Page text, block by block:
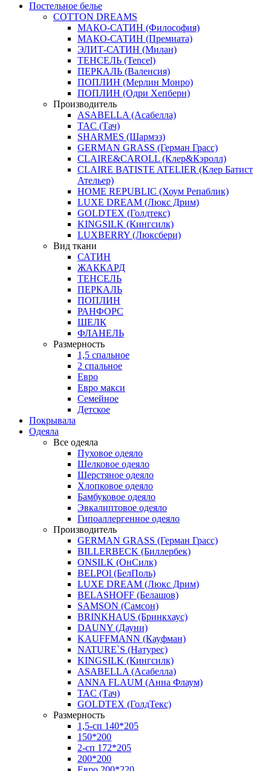
Постельное белье
COTTON DREAMS
МАКО-САТИН (Философия)
МАКО-САТИН (Премиата)
ЭЛИТ-САТИН (Милан)
ТЕНСЕЛЬ (Tencel)
ПЕРКАЛЬ (Валенсия)
ПОПЛИН (Мерлин Монро)
ПОПЛИН (Одри Хепберн)
Производитель
ASABELLA (Асабелла)
TAC (Тач)
SHARMES (Шармэз)
GERMAN GRASS (Герман Грасс)
CLAIRE&CAROLL (Клер&Кэролл)
CLAIRE BATISTE ATELIER (Клер Батист
Ательер)
HOME REPUBLIC (Хоум Репаблик)
LUXE DREAM (Люкс Дрим)
GOLDTEX (Голдтекс)
KINGSILK (Кингсилк)
LUXBERRY (Люксбери)
Вид ткани
САТИН
ЖАККАРД
ТЕНСЕЛЬ
ПЕРКАЛЬ
ПОПЛИН
РАНФОРС
ШЕЛК
ФЛАНЕЛЬ
Размерность
1,5 спальное
2 спальное
Евро
Евро макси
Семейное
Детское
Покрывала
Одеяла
Все одеяла
Пуховое одеяло
Шелковое одеяло
Шерстяное одеяло
Хлопковое одеяло
Бамбуковое одеяло
Эвкалиптовое одеяло
Гипоаллергенное одеяло
Производитель
GERMAN GRASS (Герман Грасс)
BILLERBECK (Биллербек)
ONSILK (ОнСилк)
BELPOl (БелПоль)
LUXE DREAM (Люкс Дрим)
BELASHOFF (Белашов)
SAMSON (Самсон)
BRINKHAUS (Бринкхаус)
DAUNY (Дауни)
KAUFFMANN (Кауфман)
NATURE`S (Натурес)
KINGSILK (Кингсилк)
ASABELLA (Асабелла)
ANNA FLAUM (Анна Флаум)
TAC (Тач)
GOLDTEX (ГолдТекс)
Размерность
1,5-сп 140*205
150*200
2-сп 172*205
200*200